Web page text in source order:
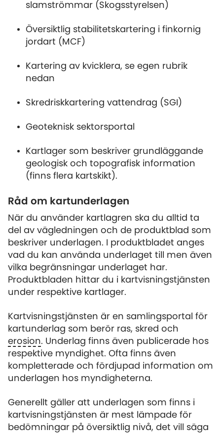
slamströmmar (Skogsstyrelsen)
Översiktlig stabilitetskartering i finkornig
jordart (MCF)
Kartering av kvicklera, se egen rubrik
nedan
Skredriskkartering vattendrag (SGI)
Geoteknisk sektorsportal
Kartlager som beskriver grundläggande
geologisk och topografisk information
(finns flera kartskikt).
Råd om kartunderlagen
När du använder kartlagren ska du alltid ta
del av vägledningen och de produktblad som
beskriver underlagen. I produktbladet anges
vad du kan använda underlaget till men även
vilka begränsningar underlaget har.
Produktbladen hittar du i kartvisningstjänsten
under respektive kartlager.
Kartvisningstjänsten är en samlingsportal för
kartunderlag som berör ras, skred och
erosion. Underlag finns även publicerade hos
respektive myndighet. Ofta finns även
kompletterade och fördjupad information om
underlagen hos myndigheterna.
Generellt gäller att underlagen som finns i
kartvisningstjänsten är mest lämpade för
bedömningar på översiktlig nivå, det vill säga